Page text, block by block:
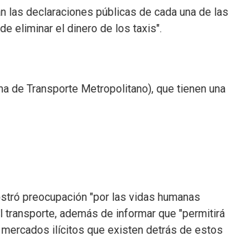
las declaraciones públicas de cada una de las
eliminar el dinero de los taxis".
de Transporte Metropolitano), que tienen una
preocupación "por las vidas humanas
además de informar que "permitirá
ilícitos que existen detrás de estos